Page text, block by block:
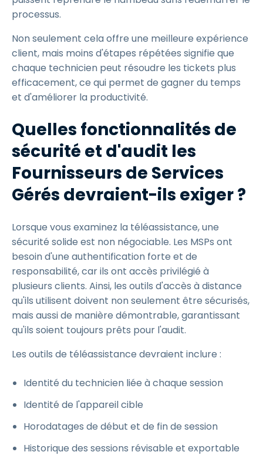
processus.
Non seulement cela offre une meilleure expérience
client, mais moins d'étapes répétées signifie que
chaque technicien peut résoudre les tickets plus
efficacement, ce qui permet de gagner du temps
et d'améliorer la productivité.
Quelles fonctionnalités de
sécurité et d'audit les
Fournisseurs de Services
Gérés devraient-ils exiger ?
Lorsque vous examinez la téléassistance, une
sécurité solide est non négociable. Les MSPs ont
besoin d'une authentification forte et de
responsabilité, car ils ont accès privilégié à
plusieurs clients. Ainsi, les outils d'accès à distance
qu'ils utilisent doivent non seulement être sécurisés,
mais aussi de manière démontrable, garantissant
qu'ils soient toujours prêts pour l'audit.
Les outils de téléassistance devraient inclure :
Identité du technicien liée à chaque session
Identité de l'appareil cible
Horodatages de début et de fin de session
Historique des sessions révisable et exportable